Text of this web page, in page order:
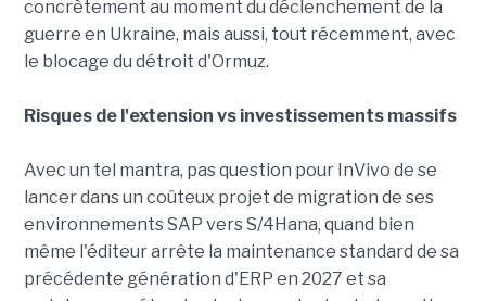
concrètement au moment du déclenchement de la
guerre en Ukraine, mais aussi, tout récemment, avec
le blocage du détroit d'Ormuz.
Risques de l'extension vs investissements massifs
Avec un tel mantra, pas question pour InVivo de se
lancer dans un coûteux projet de migration de ses
environnements SAP vers S/4Hana, quand bien
même l'éditeur arrête la maintenance standard de sa
précédente génération d'ERP en 2027 et sa